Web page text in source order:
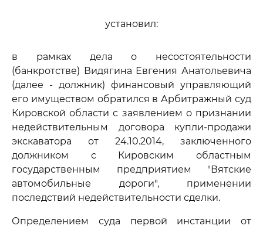
установил:
в рамках дела о несостоятельности
(банкротстве) Видягина Евгения Анатольевича
(далее - должник) финансовый управляющий
его имуществом обратился в Арбитражный суд
Кировской области с заявлением о признании
недействительным договора купли-продажи
экскаватора от 24.10.2014, заключенного
должником с Кировским областным
государственным предприятием "Вятские
автомобильные дороги", применении
последствий недействительности сделки.
Определением суда первой инстанции от